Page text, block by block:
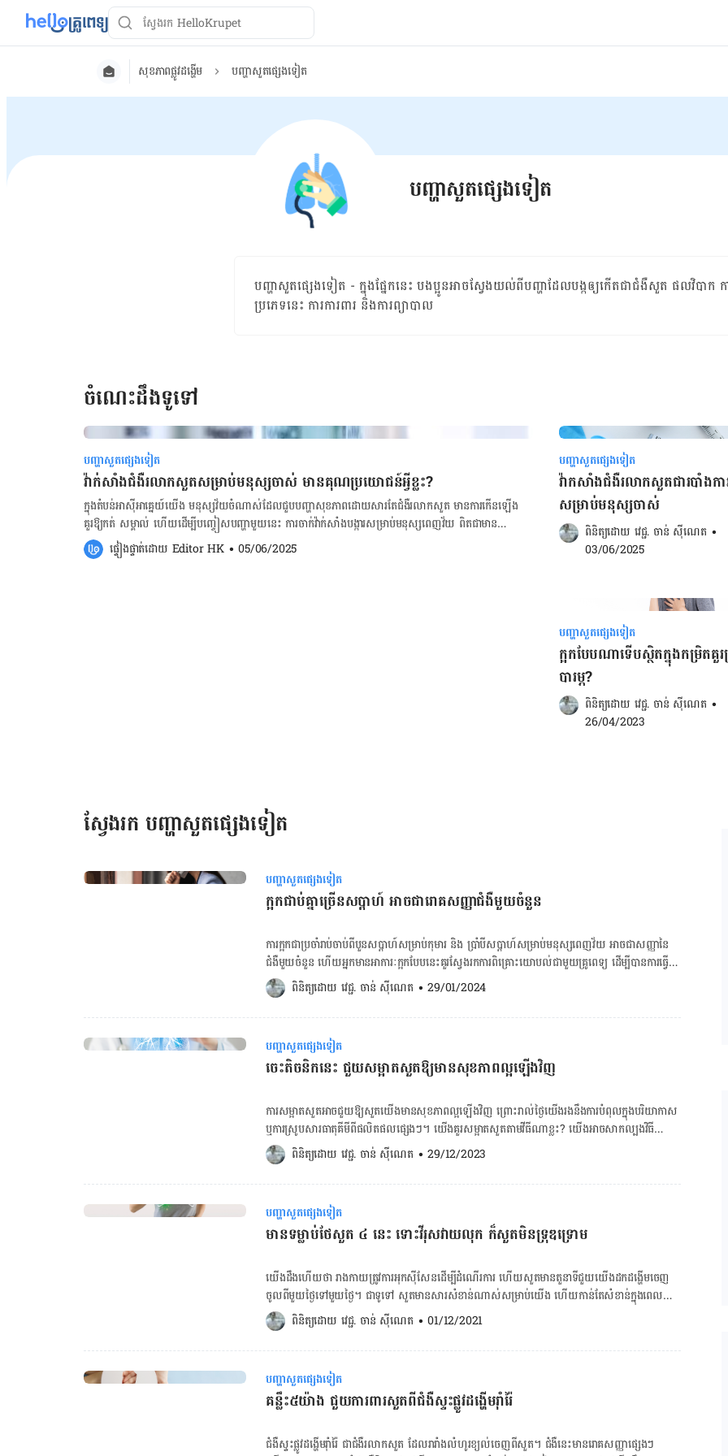
សុខភាពផ្លូវដង្ហើម បញ្ហាសួតផ្សេងទៀត
បញ្ហាសួតផ្សេងទៀត
បញ្ហា​សួតផ្សេង​ទៀត​ - ក្នុង​ផ្នែក​នេះ ​បងប្អូន​អាច​ស្វែងយល់​ពី​បញ្ហា​ដែល​បង្ក​ឲ្យ​កើត​ជា​ជំងឺ​សួត ​ផលវិបាក
ប្រភេទ​នេះ ការការពារ​ និង​ការ​ព្យាបាល
ចំណេះដឹងទូទៅ
បញ្ហាសួតផ្សេងទៀត
វ៉ាក់សាំងជំងឺរលាកសួតសម្រាប់មនុស្សចាស់ មានគុណប្រយោជន៍អ្វីខ្លះ?
ក្នុងតំបន់អាស៊ីអាគ្នេយ៍យើង មនុស្សវ័យចំណាស់ដែលជួបបញ្ហាសុខភាពដោយសារតែជំងឺរលាកសួត មានការកើនឡើង
គួរឱ្យកត់ សម្គាល់ ហើយដើម្បីបញ្ចៀសបញ្ហាមួយនេះ ការចាក់វ៉ាក់សាំងបង្ការសម្រាប់មនុស្សពេញវ័យ ពិតជាមាន
សារៈសំខាន់ណាស់។ ជាក់ស្តែង វ៉ាក់សាំងបង្ការជំ​ងឺ​រលាកសួត អាចជួយពង្រឹងប្រព័ន្ធភាពស៊ាំ ការពារយើងពីការឆ្លងមេរោគ
ធ្ងន់ធ្ងរដូចជា ជំងឺរលាកសួត រលាកស្រោមខួរ និងការឆ្លងមេរោគតាមចរន្តឈាមជាដើម។ [embed-health-tool-
ផ្តាសាយ និងជៀសវាងការជក់បារី ក៏អាចកាត់បន្ថយឱកាសនៃការឆ្លងបានយ៉ាងច្រើនដូចគ្នា។ អត្ថបទពាក់ព័ន្ធ៖ វ៉ាក់សាំង
បង្ការជំងឺរើមអាចកាត់បន្ថយការកើតជំងឺបេះដូងបាន ៨ ឆ្នាំ ក្រសួងអនុម័ត្រប្រើថ្នាំចាក់បង្ការអេដស៍នៅកម្ពុជាមុនដំបូងគេ ក្នុង
ផ្ទៀងផ្ទាត់ដោយ Editor HK • 05/06/2025
បញ្ហាសួតផ្សេងទៀត
វ៉ាកសាំងជំងឺរលាកសួតជារបាំងការ
សម្រាប់មនុស្សចាស់
ពិនិត្យដោយ វេជ្ជ. ចាន់ ស៊ីណេត •
03/06/2025
បញ្ហាសួតផ្សេងទៀត
ក្អកបែបណាទើបស្ថិតក្នុងកម្រិតគួ
បារម្ភ?
ពិនិត្យដោយ វេជ្ជ. ចាន់ ស៊ីណេត •
26/04/2023
ស្វែងរក បញ្ហាសួតផ្សេងទៀត
បញ្ហាសួតផ្សេងទៀត
ក្អកជាប់គ្នាច្រើនសប្ដាហ៍ អាចជា​រោគសញ្ញាជំងឺមួយចំនួន
ការក្អកជាប្រចាំរាប់ចាប់ពីបួនសប្ដាហ៍សម្រាប់កុមារ និង ប្រាំបី​សប្ដាហ៍សម្រាប់មនុស្សពេញវ័យ អាច​ជា​សញ្ញា​នៃ​
ជំងឺ​មួយ​ចំនួន ហើយ​អ្នក​មាន​អាការៈ​ក្អក​បែប​នេះ​គួរ​ស្វែង​រក​ការ​ពិគ្រោះ​យោបល់​ជាមួយ​គ្រូពេទ្យ ដើម្បី​បាន​ការ​ធ្វើ​
រោគ​វិនិច្ឆ័យ​ត្រឹមត្រូវ​។​ ចង់គណនា BMR ចុចទីនេះ! ចង់គណនា BMI ចុចទីនេះ! ចង់គណនារង្វាស់
ចង្វាក់បេះដូង ចុចទីនេះ! ចង់ពិនិត្យសុខភាពប្រព័ន្ធរំលាយអាហារ ចុចទីនេះ! អាការៈ​ក្អ​ក​រយៈពេល​យូរ​អាច​
បណ្ដាល​មកពី​បញ្ហា​សុខភាព​មួយ​ចំនួន​៖​ ជំងឺហឺត៖ ក្អកជាប្រចាំក៏ជារោគសញ្ញារបស់​ជំងឺហឺតមួយ​ដែរ​។ អាការៈ
អ្នកជំងឺដំបូង មានការក្អក ដោយសារតែទងសួតមានការរលាក និង ត្បៀតរួមតូច ទើបបណ្ដាលឲ្យអ្នកជំងឺបង្ហាញ
អាការៈក្អកប។ អាការៈក្អកអាច​កើត​មាន​លើកដំបូង ចន្លោះ ២ ទៅ ៣សប្ដាហ៍ ហើយអ្នកជំងឺធ្វើទុក្ខខ្លាំងនៅ
ពេលយប់។ [embed-health-tool-bmi] ជំងឺរលាកទងសួតរ៉ាំរ៉ៃ៖ ជំងឺ​នេះបណ្តាលមកពីការរលាកផ្លូវ
ឬផ្សែងដែលមានសារធាតុពុលប៉ះពាល់ដល់សួត។ ជំងឺច្រាលទឹកអាស៊ីដក្រពះ៖ កើតឡើងនៅពេលដែល
អាស៊ីដត្រលប់ពីក្រពះ និងចូលទៅក្នុងបំពង់ក។ លទ្ធផលអាច​ជាការរលាករ៉ាំរ៉ៃនៅក្នុងបំពង់កដែលនាំឲ្យក្អកបាន។
ការឆ្លងមេរោគ៖ ការឆ្លងរោគដែលប៉ះពាល់ដល់ប្រព័ន្ធដង្ហើម ដូចជាមេរោគបង្កជាជំងឺរលាកសួត គ្រុនផ្ដាសាយ
ដែលកត្ដាទាំងនេះ ក៏អាចបណ្ដាលឲ្យមានការកើតជំងឺក្អកបានដែរ តែវានឹងបាត់ទៅវិញក្នុងរយៈពេលណាមួយ។
បានគេដឹងថាបណ្តាលឲ្យក្អករ៉ាំរ៉ៃបាន ប៉ុន្ដែមានចំនួនអ្នកកើតតិច។ ជំងឺមហារីកសួត៖ ជំងឺមហារីកសួតក៏បង្ហាញ
រោគសញ្ហាដោយការក្អកដែរ។ ឈានដល់ដំណាក់កាលមហារីក សួតទទួលការវាយប្រហារខ្លាំង និងសភាព
ធ្ងន់ធ្ងរ។ ម្យ៉ាងវិញទៀត រោគសញ្ញាមហារីកសួត ដែលកាន់តែធ្ងន់ធ្ងរនោះ គឺក្អកមានឈាម មានក្លិន […]
ពិនិត្យដោយ វេជ្ជ. ចាន់ ស៊ីណេត • 29/01/2024
បញ្ហាសួតផ្សេងទៀត
ចេះតិចនិកនេះ ជួយសម្អាតសួតឱ្យមានសុខភាពល្អឡើងវិញ
ការសម្អាតសួតអាចជួយឱ្យសួតយើងមានសុខភាពល្អឡើងវិញ ព្រោះរាល់ថ្ងៃយើងរងនឹងការបំពុល​ក្នុងបរិយាកាស​​​
ឬការស្រូបសារធាតុគីមីពីផលិតផលផ្សេងៗ។ យើងគួរសម្អាតសួតតាមវីធីណាខ្លះ? យើងអាចសាកល្បងវិធី
សម្អាតសួតតាមបែបធម្មជាតិដូចខាងក្រោម៖ ១. ស្រូបចំហាយទឹកក្តៅឧណ្ហៗ ការស្រូប​​ចំហាយ​ទឹកក្តៅឧណ្ហៗ​
អាចជួយ​បើក​ផ្លូវដង្ហើម ជួយធ្វើឱ្យស្លេស្មរាវ និង​ជួយសម្អាត​ជាតិ​ស្លេស្ម​ចេញពី​សួត​។ ២. ញុំាតែបៃតង តែបៃតង
ផ្ទុកទៅដោយសារធាតុប្រឆាំងអុកស៊ីតកម្មដែលអាចកាត់បន្ថយការរលាក។ លើសពីនេះ​ទៅ​ទៀត ការស្រាវជ្រាវ
មួយចំនួនបានបង្ហាញ​ថាតែបៃតងអាចជួយការពារ​ជាលិកាសួត​ពីផល​ប៉ះពាល់​ដោយសារស្រូបផ្សែងទៀត​ផង។ ៣.
ហាត់ប្រាណឱ្យបានទៀងទាត់ ការហាត់ប្រាណបែបអេរ៉ូប៊ីកដូចជា ជិះកង់ ហែលទឹក ដើរ និងរាំជាដើម​​ អាចជួយ
ពង្រឹង​សមត្ថភាព​សួត បង្កើនកម្រិតអុកស៊ីសែនក្នុង​ឈាម និងផ្តល់អត្ថប្រយោជន៍ច្រើនដល់សុខភាព។ ប្រសិនបើ
ធ្វើលំហាត់ប្រាណណាមួយ។ ចង់ស្វែងយល់បន្ថែមពីជំងឺហឺត ចុចទីនេះ! ៤. ដកដង្ហើមវែងៗ ការដកដង្ហើមវែងៗ
កន្លះម៉ោងរាល់ថ្ងៃអាចជួយ​បណ្តេញ​ជាតិពុល​ចេញពី​សួត​​​​បាន។ យើងអាច​ចាប់​ផ្តើម​ដោយ​ដកដង្ហើមចូលតាម
ច្រមុះឱ្យវែងតាមដែលអាចធ្វើទៅបាន រួចបញ្ចេញ​ខ្យល់​វិញ​តាម​មាត់​យឺតៗ។ ចង់គណនា BMR ចុចទីនេះ! ចង់
ពិនិត្យសុខភាពប្រព័ន្ធរំលាយអាហារ ចុចទីនេះ! ចង់គណនារង្វាស់ចង្វាក់បេះដូង ចុចទីនេះ! ចង់គណនា
រមៀត ខ្ញី ទឹកឃ្មុំ បន្លែស្លឹកបៃតង ប្រេងអូលីវ និងសណ្តែកជាដើម សុទ្ធ​តែ​អាចជួយកាត់បន្ថយការរលាក
និងជួយឱ្យយើង​ដកដង្ហើម​បាន​ស្រួល។ ​ ៦. បញ្ឈប់ការជក់បារី ជាតិនីកូទីន និងផ្សែងបារីមិនត្រឹមតែធ្វើឱ្យ
មុខងារសួតចុះខ្សោយទេ ថែមទាំងធ្វើឱ្យយើង​ប្រឈមនឹង​ការ​ឆ្លងមេរោគ […]
ពិនិត្យដោយ វេជ្ជ. ចាន់ ស៊ីណេត • 29/12/2023
បញ្ហាសួតផ្សេងទៀត
មានទម្លាប់ថែសួត ៤ នេះ ទោះវីរុសវាយលុក ក៏សួតមិនទ្រុឌទ្រោម
យើង​ដឹង​ហើយ​ថា រាងកាយ​ត្រូវ​ការ​អុកស៊ីសែន​ដើម្បី​ដំណើរ​ការ ហើយ​សួត​មាន​តួនាទី​ជួយ​យើង​ដក​ដង្ហើម​ចេញ​
ចូល​ពី​មួយ​ថ្ងៃ​ទៅ​មួយ​ថ្ងៃ។ ជា​ទូទៅ សួត​មាន​សារសំខាន់​ណាស់​សម្រាប់​យើង ហើយ​កាន់​តែ​សំខាន់​ក្នុង​ពេល​មាន​
វីរុស​វាយ​លុក​សុខភាព​ផ្លូវ​ដង្ហើម​ទៀត ហេតុ​នេះ​ហើយ​យើង​គួរ​មាន​ទម្លាប់​ថែ​សួត ៤ យ៉ាង ដើម្បី​ជួយ​សួត​មាន​សុខ
ភាព​ល្អ ទោះ​ឆ្លង​វីរុស​ចូល​ក៏​មិន​សូវ​ប៉ះពាល់​ធ្ងន់ធ្ងរ។ កម្មវិធីពិនិត្យ​គ្រោះថ្នាក់ជំងឺកូវីដ-១៩ អនឡាញ ១. ឈប់​ជក់​
បារី ការ​ឈប់​ជក់​បារី​ជា​ទម្លាប់​ថែ​សួត​សំខាន់​បំផុត​ដែល​គ្នា​យើង​អាច​ធ្វើ​បាន​សម្រាប់​សួត​យើង​មាន​សុខភាព​ល្អ។
ការ​ជក់​បារី ជា​មូលហេតុ​ទី១ នៃ​ជំងឺ​មហារីក​សួត ក៏​ដូច​ជា​ជំងឺ​ស្ទះ​សួត​រ៉ាំរ៉ៃ (COPD) និង​ជំងឺ​សួត​ដទៃ​ទៀត​ដែរ។
តាម​រយៈ​ការ​ឈប់​ជក់​បារី យើង​អាច​កាត់​បន្ថយ​កត្តា​ប្រឈម​បាន​យ៉ាង​ច្រើន​ពី​ការ​បង្ក​ជំងឺ​ដំបូង និង​ការ​ស្លាប់​មុន​
អាយុ។ ការ​ជក់​បារី​ក៏​អាច​ធ្វើ​ឲ្យ​យើង​ប្រឈម​នឹង​ជំងឺ​បេះដូង និង​ដាច់​សរសៃ​ឈាម​ខួរ​ក្បាល​ផង​ដែរ។ ២. ហាត់​
ដង្ហើម​របស់​យើង។ មូល​ហេតុ​មួយ​ក្នុង​ចំណោម​ហេតុ​ផល​ទូទៅ​បំផុត​ដែល​មនុស្ស​មួយ​ចំនួន​ទៅ​ជួប​គ្រូពេទ្យ​សួត​គឺ​
ពិនិត្យដោយ វេជ្ជ. ចាន់ ស៊ីណេត • 01/12/2021
បញ្ហាសួតផ្សេងទៀត
គន្លឹះ​៥​យ៉ាង ជួយការពារ​​សួត​ពី​ជំងឺ​​ស្ទះ​ផ្លូវ​ដង្ហើម​រ៉ាំរ៉ៃ​​​​​​​​​​​​​​​​​​​​​​​​​​​​​​​​​​​​​​​​​​​​​​​​​​​​​​​​​​​​​​​​​​​​​​​​​​​​​​​​​​​
​ជំងឺ​ស្ទះ​ផ្លូវ​ដង្ហើម​រ៉ាំរ៉ៃ ជា​ជំងឺ​រលាក​សួត​ ដែល​រារាំង​លំហូរ​ខ្យល់​ចេញ​​ពី​សួត។ ជំងឺ​នេះ​​មាន​​រោគសញ្ញា​ផ្សេង​ៗ